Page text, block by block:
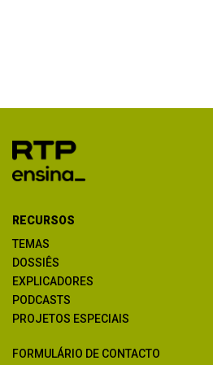
RECURSOS
TEMAS
DOSSIÊS
EXPLICADORES
PODCASTS
PROJETOS ESPECIAIS
FORMULÁRIO DE CONTACTO